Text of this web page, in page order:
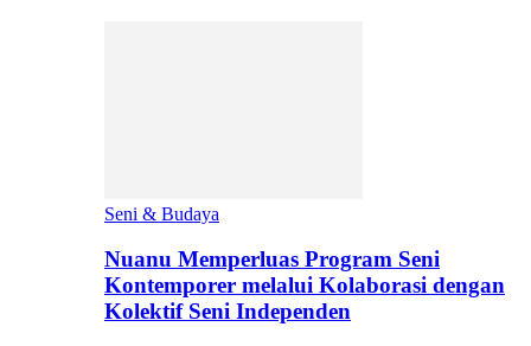
Seni & Budaya
Nuanu Memperluas Program Seni
Kontemporer melalui Kolaborasi dengan
Kolektif Seni Independen